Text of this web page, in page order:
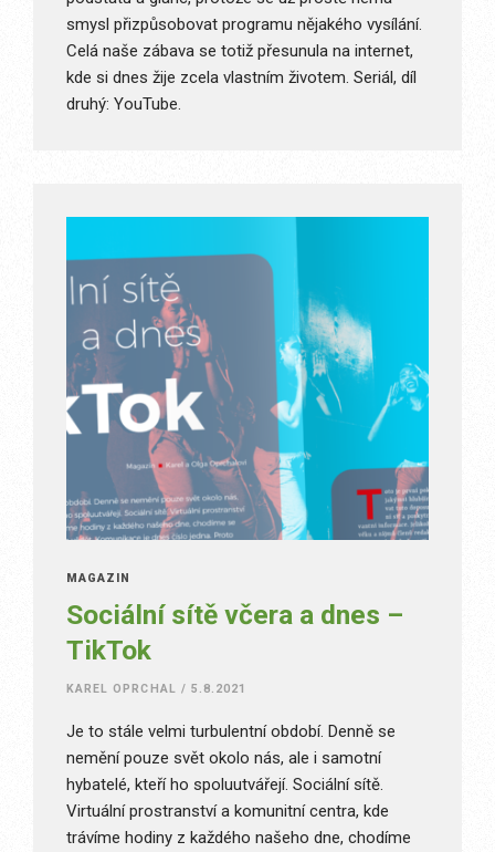
smysl přizpůsobovat programu nějakého vysílání.
Celá naše zábava se totiž přesunula na internet,
kde si dnes žije zcela vlastním životem. Seriál, díl
druhý: YouTube.
MAGAZÍN
Sociální sítě včera a dnes –
TikTok
KAREL OPRCHAL / 5.8.2021
Je to stále velmi turbulentní období. Denně se
nemění pouze svět okolo nás, ale i samotní
hybatelé, kteří ho spoluutvářejí. Sociální sítě.
Virtuální prostranství a komunitní centra, kde
trávíme hodiny z každého našeho dne, chodíme